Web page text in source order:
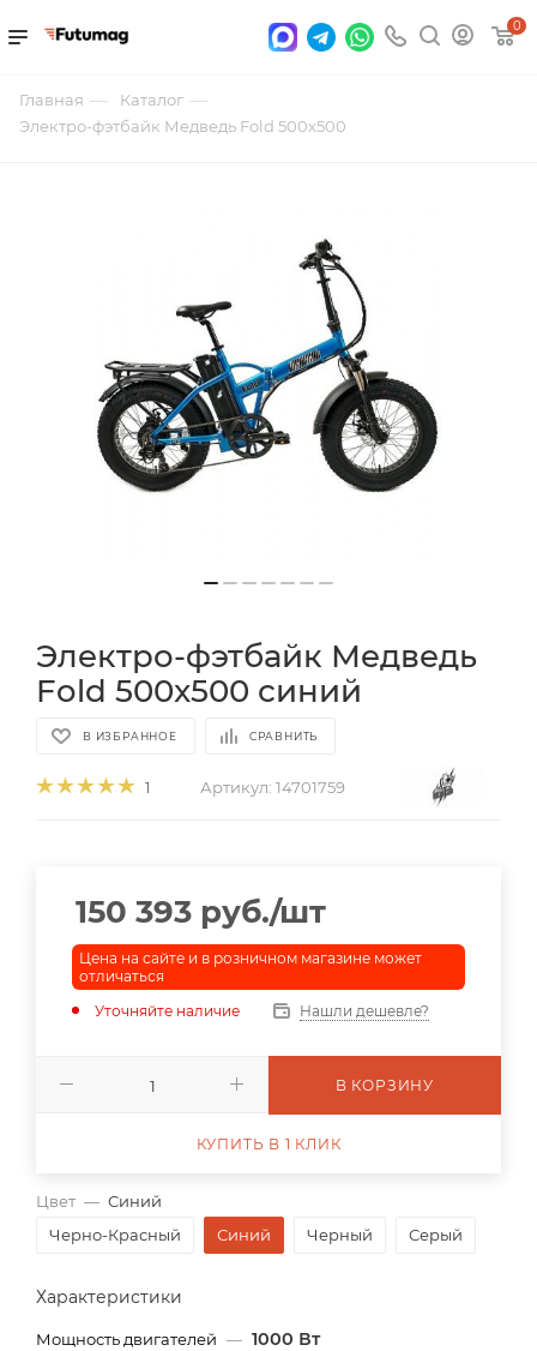
0
Главная — Каталог —
Электро-фэтбайк Медведь Fold 500x500
Электро-фэтбайк Медведь
Fold 500x500 синий
В ИЗБРАННОЕ СРАВНИТЬ
1 Артикул: 14701759
Цвет — Синий
Черно-Красный
Синий Черный Серый
Характеристики
Мощность двигателей — 1000 Вт
150 393 руб./шт
Цена на сайте и в розничном магазине может
отличаться
Уточняйте наличие
Нашли дешевле?
В КОРЗИНУ
КУПИТЬ В 1 КЛИК